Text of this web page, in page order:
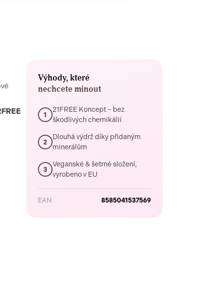
Výhody, které
nechcete minout
1
21FREE Koncept – bez
škodlivých chemikálií
2
Dlouhá výdrž díky přidaným
minerálům
3
Veganské & šetrné složení,
vyrobeno v EU
EAN 8585041537569